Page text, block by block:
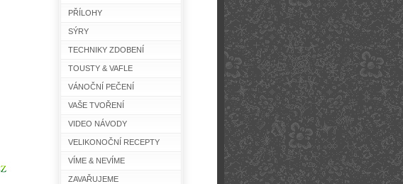
PŘÍLOHY
SÝRY
TECHNIKY ZDOBENÍ
TOUSTY & VAFLE
VÁNOČNÍ PEČENÍ
VAŠE TVOŘENÍ
VIDEO NÁVODY
VELIKONOČNÍ RECEPTY
VÍME & NEVÍME
ZAVAŘUJEME